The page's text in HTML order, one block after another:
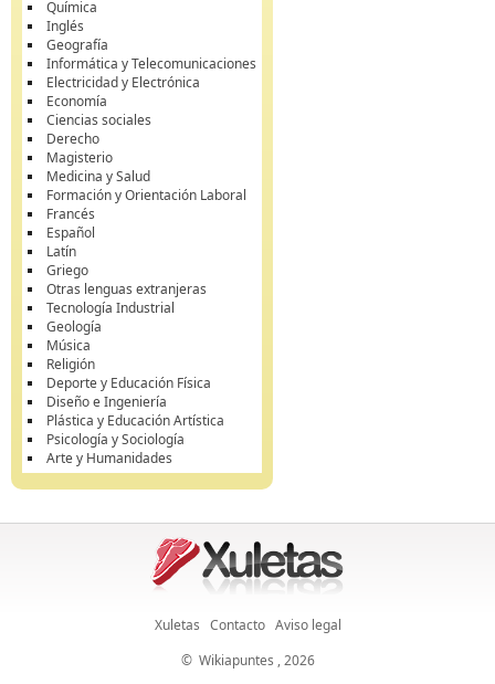
Química
Inglés
Geografía
Informática y Telecomunicaciones
Electricidad y Electrónica
Economía
Ciencias sociales
Derecho
Magisterio
Medicina y Salud
Formación y Orientación Laboral
Francés
Español
Latín
Griego
Otras lenguas extranjeras
Tecnología Industrial
Geología
Música
Religión
Deporte y Educación Física
Diseño e Ingeniería
Plástica y Educación Artística
Psicología y Sociología
Arte y Humanidades
Xuletas Contacto Aviso legal
© Wikiapuntes , 2026